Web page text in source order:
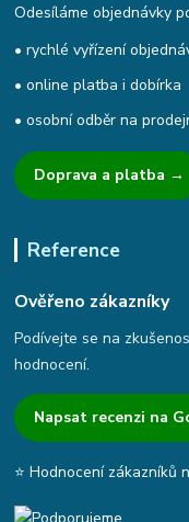
Odesíláme objednávky
• rychlé vyřízení
• online platba i dobírka
• osobní odběr na
Doprava a platba →
Reference
Ověřeno zákazníky
Podívejte se na
hodnocení.
Napsat recenzi na
⭐ Hodnocení zákazníků